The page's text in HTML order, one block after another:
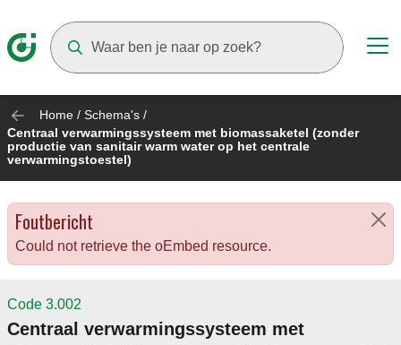
Home / Schema's /
Centraal verwarmingssysteem met biomassaketel (zonder
productie van sanitair warm water op het centrale
verwarmingstoestel)
Foutbericht
Could not retrieve the oEmbed resource.
Code 3.002
Centraal verwarmingssysteem met